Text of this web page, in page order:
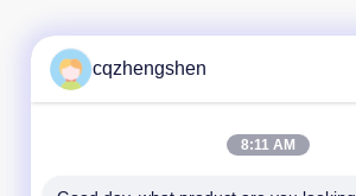
cqzhengshen
8:11 AM